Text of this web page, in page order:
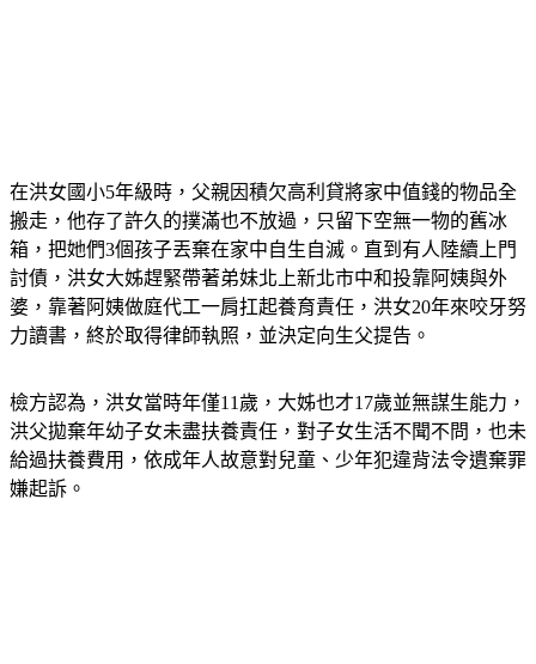
在洪女國小5年級時，父親因積欠高利貸將家中值錢的物品全
搬走，他存了許久的撲滿也不放過，只留下空無一物的舊冰
箱，把她們3個孩子丟棄在家中自生自滅。直到有人陸續上門
討債，洪女大姊趕緊帶著弟妹北上新北市中和投靠阿姨與外
婆，靠著阿姨做庭代工一肩扛起養育責任，洪女20年來咬牙努
力讀書，終於取得律師執照，並決定向生父提告。
檢方認為，洪女當時年僅11歲，大姊也才17歲並無謀生能力，
洪父拋棄年幼子女未盡扶養責任，對子女生活不聞不問，也未
給過扶養費用，依成年人故意對兒童、少年犯違背法令遺棄罪
嫌起訴。